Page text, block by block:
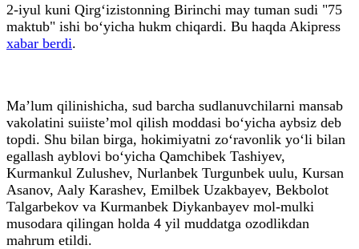
2-iyul kuni Qirg‘izistonning Birinchi may tuman sudi "75
maktub" ishi bo‘yicha hukm chiqardi. Bu haqda Akipress
xabar berdi.
Ma’lum qilinishicha, sud barcha sudlanuvchilarni mansab
vakolatini suiiste’mol qilish moddasi bo‘yicha aybsiz deb
topdi. Shu bilan birga, hokimiyatni zo‘ravonlik yo‘li bilan
egallash ayblovi bo‘yicha Qamchibek Tashiyev,
Kurmankul Zulushev, Nurlanbek Turgunbek uulu, Kursan
Asanov, Aaly Karashev, Emilbek Uzakbayev, Bekbolot
Talgarbekov va Kurmanbek Diykanbayev mol-mulki
musodara qilingan holda 4 yil muddatga ozodlikdan
mahrum etildi.